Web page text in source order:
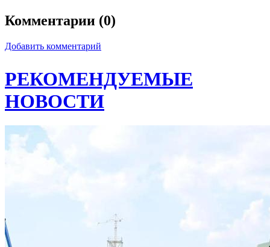
Комментарии (0)
Добавить комментарий
РЕКОМЕНДУЕМЫЕ
НОВОСТИ